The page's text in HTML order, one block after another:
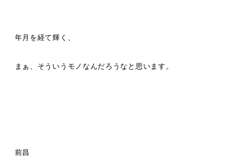
年月を経て輝く、
まぁ、そういうモノなんだろうなと思います。
前昌